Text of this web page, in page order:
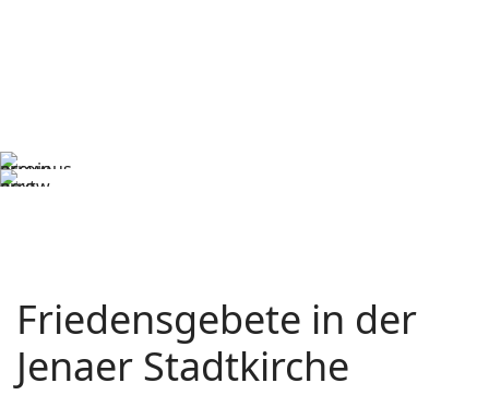
Friedensgebete in der
Jenaer Stadtkirche